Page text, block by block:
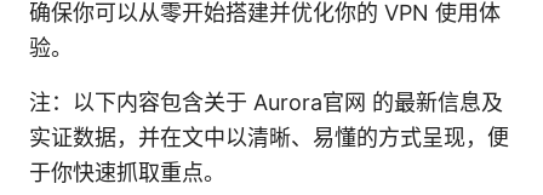
确保你可以从零开始搭建并优化你的 VPN 使用体
验。
注：以下内容包含关于 Aurora官网 的最新信息及
实证数据，并在文中以清晰、易懂的方式呈现，便
于你快速抓取重点。